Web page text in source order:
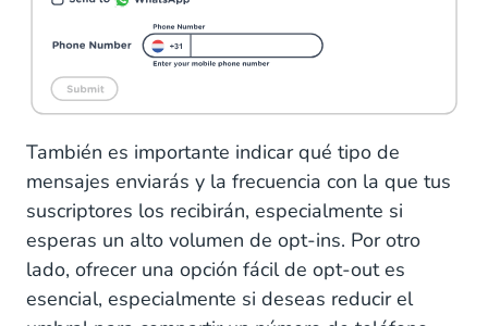
También es importante indicar qué tipo de
mensajes enviarás y la frecuencia con la que tus
suscriptores los recibirán, especialmente si
esperas un alto volumen de opt-ins. Por otro
lado, ofrecer una opción fácil de opt-out es
esencial, especialmente si deseas reducir el